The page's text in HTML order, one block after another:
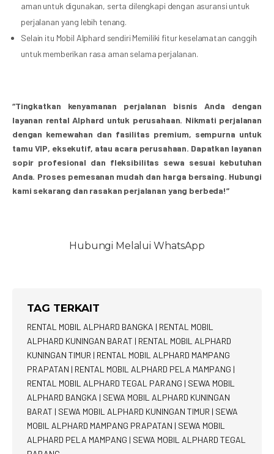
aman untuk digunakan, serta dilengkapi dengan asuransi untuk
perjalanan yang lebih tenang.
Selain itu Mobil Alphard sendiri Memiliki fitur keselamatan canggih
untuk memberikan rasa aman selama perjalanan.
“Tingkatkan kenyamanan perjalanan bisnis Anda dengan
layanan rental Alphard untuk perusahaan. Nikmati perjalanan
dengan kemewahan dan fasilitas premium, sempurna untuk
tamu VIP, eksekutif, atau acara perusahaan. Dapatkan layanan
sopir profesional dan fleksibilitas sewa sesuai kebutuhan
Anda. Proses pemesanan mudah dan harga bersaing. Hubungi
kami sekarang dan rasakan perjalanan yang berbeda!”
Hubungi Melalui WhatsApp
TAG TERKAIT
RENTAL MOBIL ALPHARD BANGKA | RENTAL MOBIL
ALPHARD KUNINGAN BARAT | RENTAL MOBIL ALPHARD
KUNINGAN TIMUR | RENTAL MOBIL ALPHARD MAMPANG
PRAPATAN | RENTAL MOBIL ALPHARD PELA MAMPANG |
RENTAL MOBIL ALPHARD TEGAL PARANG | SEWA MOBIL
ALPHARD BANGKA | SEWA MOBIL ALPHARD KUNINGAN
BARAT | SEWA MOBIL ALPHARD KUNINGAN TIMUR | SEWA
MOBIL ALPHARD MAMPANG PRAPATAN | SEWA MOBIL
ALPHARD PELA MAMPANG | SEWA MOBIL ALPHARD TEGAL